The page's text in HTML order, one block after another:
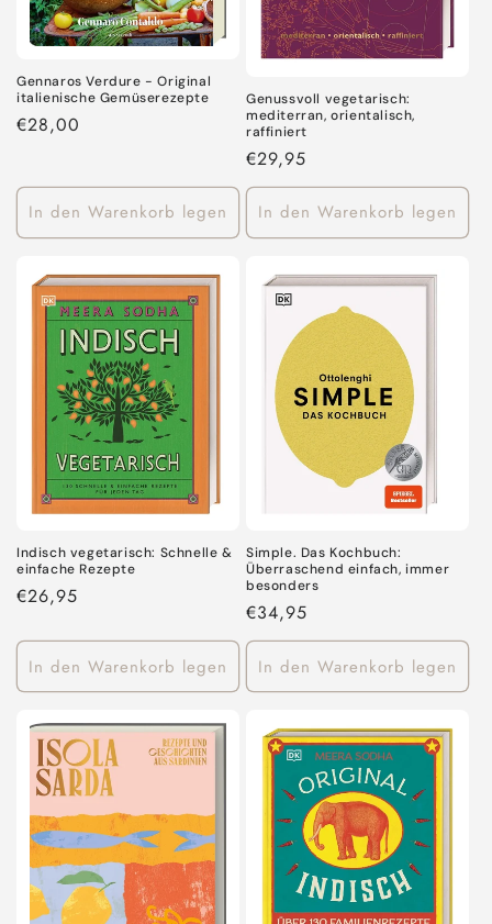
Gennaros Verdure - Original
italienische Gemüserezepte
Normaler
€28,00
In den Warenkorb legen
Genussvoll vegetarisch:
mediterran, orientalisch,
raffiniert
Normaler
Preis
€29,95
In den Warenkorb legen
Indisch vegetarisch: Schnelle &
einfache Rezepte
Normaler
€26,95
In den Warenkorb legen
Simple. Das Kochbuch:
Überraschend einfach, immer
besonders
Normaler
Preis
€34,95
In den Warenkorb legen